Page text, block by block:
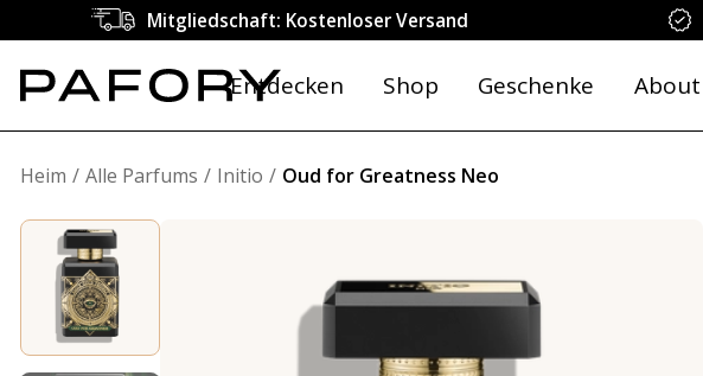
Mitgliedschaft: Kostenloser Versand
Entdecken Shop Geschenke About
Heim Alle Parfums Initio Oud for Greatness Neo